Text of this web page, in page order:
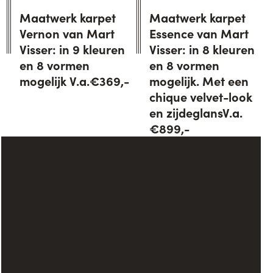
Maatwerk karpet
Vernon van Mart
Visser: in 9 kleuren
en 8 vormen
mogelijk V.a.€369,-
Maatwerk karpet
Essence van Mart
Visser: in 8 kleuren
en 8 vormen
mogelijk. Met een
chique velvet-look
en zijdeglansV.a.
€899,-